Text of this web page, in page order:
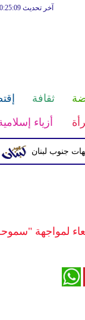
آخر تحديث GMT10:25:09
ثقافة
أزياء
هزة لبنان
لمواجهة